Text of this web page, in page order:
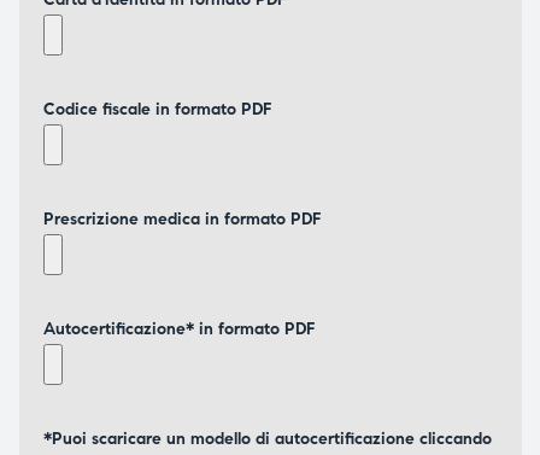
Codice fiscale in formato PDF
Prescrizione medica in formato PDF
Autocertificazione* in formato PDF
*Puoi scaricare un modello di autocertificazione cliccando